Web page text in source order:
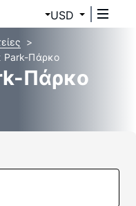
USD
Park-Πάρκο
Πάρκο